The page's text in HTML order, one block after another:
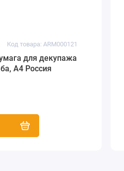
Код товара: ARM000121
для декупажа
А4 Россия